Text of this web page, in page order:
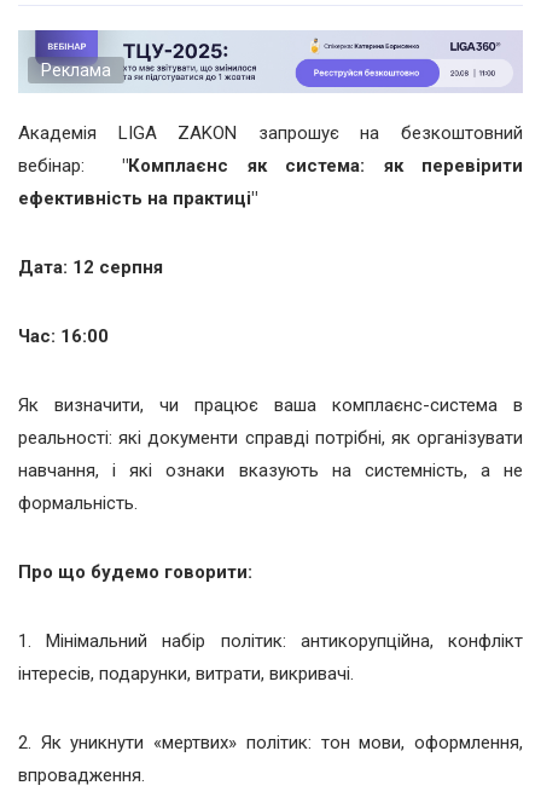
Реклама
Академія LIGA ZAKON запрошує на безкоштовний
вебінар: "Комплаєнс як система: як перевірити
ефективність на практиці"
Дата: 12 серпня
Час: 16:00
Як визначити, чи працює ваша комплаєнс-система в
реальності: які документи справді потрібні, як організувати
навчання, і які ознаки вказують на системність, а не
формальність.
Про що будемо говорити:
1. Мінімальний набір політик: антикорупційна, конфлікт
інтересів, подарунки, витрати, викривачі.
2. Як уникнути «мертвих» політик: тон мови, оформлення,
впровадження.